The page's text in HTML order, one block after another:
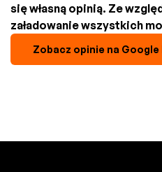
się własną opinią. Ze
załadowanie wszystkich
Zobacz opinie na Google